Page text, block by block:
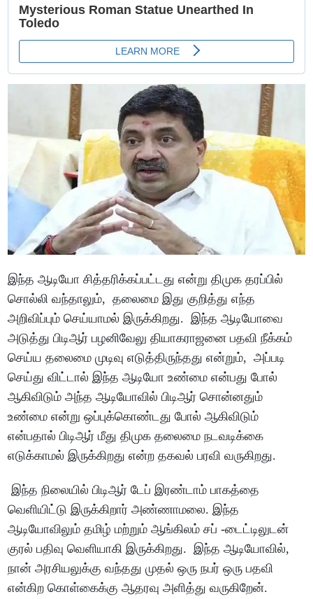
இந்த ஆடியோ சித்தரிக்கப்பட்டது என்று திமுக தரப்பில்
சொல்லி வந்தாலும், தலைமை இது குறித்து எந்த
அறிவிப்பும் செய்யாமல் இருக்கிறது. இந்த ஆடியோவை
அடுத்து பிடிஆர் பழனிவேலு தியாகராஜனை பதவி நீக்கம்
செய்ய தலைமை முடிவு எடுத்திருந்தது என்றும், அப்படி
செய்து விட்டால் இந்த ஆடியோ உண்மை என்பது போல்
ஆகிவிடும் அந்த ஆடியோவில் பிடிஆர் சொன்னதும்
உண்மை என்று ஒப்புக்கொண்டது போல் ஆகிவிடும்
என்பதால் பிடிஆர் மீது திமுக தலைமை நடவடிக்கை
எடுக்காமல் இருக்கிறது என்ற தகவல் பரவி வருகிறது.
இந்த நிலையில் பிடிஆர் டேப் இரண்டாம் பாகத்தை
வெளியிட்டு இருக்கிறார் அண்ணாமலை. இந்த
ஆடியோவிலும் தமிழ் மற்றும் ஆங்கிலம் சப் -டைட்டிலுடன்
குரல் பதிவு வெளியாகி இருக்கிறது. இந்த ஆடியோவில்,
நான் அரசியலுக்கு வந்தது முதல் ஒரு நபர் ஒரு பதவி
என்கிற கொள்கைக்கு ஆதரவு அளித்து வருகிறேன்.